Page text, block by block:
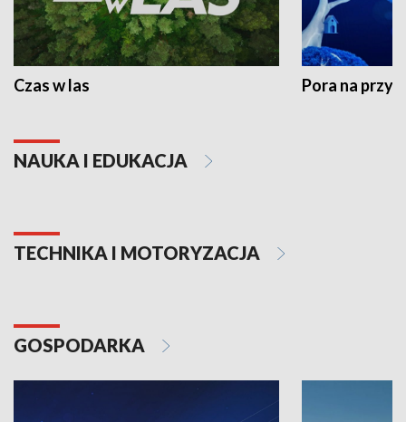
Czas w las Pora na
NAUKA I EDUKACJA
TECHNIKA I MOTORYZACJA
GOSPODARKA